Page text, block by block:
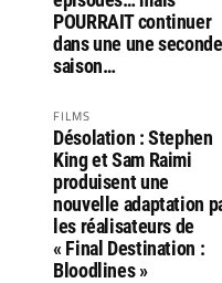
POURRAIT continuer
dans une une seconde
saison…
FILMS
Désolation : Stephen
King et Sam Raimi
produisent une
nouvelle adaptation
les réalisateurs de
« Final Destination :
Bloodlines »